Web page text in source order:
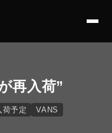
再入荷”
荷予定
VANS